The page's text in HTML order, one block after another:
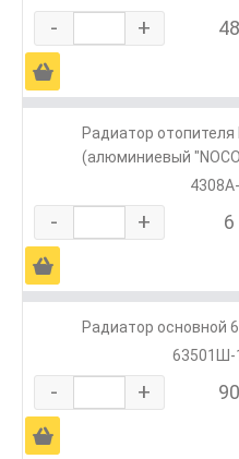
- +
Ä
Радиатор
(алюминиевый
- +
Ä
Радиатор основной
63501Ш-
- +
Ä